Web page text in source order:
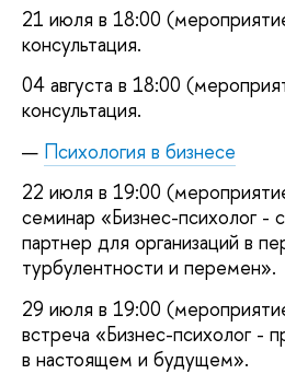
21 июля в 18:00
консультация.
04 августа в 18:00
консультация.
Психология в бизнесе
22 июля в 19:00
семинар «Бизнес-психолог -
партнер для организаций в
турбулентности и перемен».
29 июля в 19:00
встреча «Бизнес-психолог -
в настоящем и будущем».